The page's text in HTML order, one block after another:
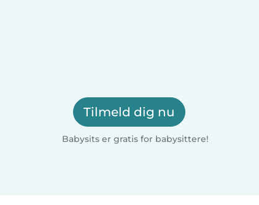
Tilmeld dig nu
Babysits er gratis for babysittere!